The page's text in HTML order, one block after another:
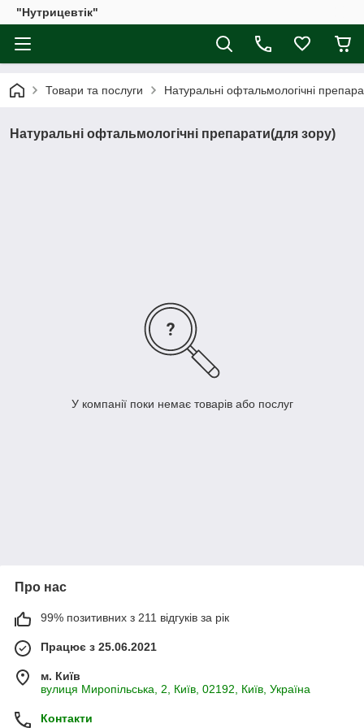
"Нутрицевтік"
Товари та послуги Натуральні офтальмологічні
Натуральні офтальмологічні препарати(для зору)
У компанії поки немає товарів або послуг
Про нас
99% позитивних з 211 відгуків за рік
Працює з 25.06.2021
м. Київ
вулиця Миропільська, 2, Київ, 02192, Київ, Україна
Контакти